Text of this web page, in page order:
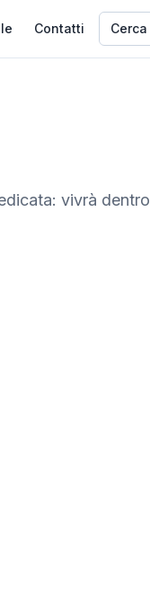
Contatti Cerca
vivrà dentro